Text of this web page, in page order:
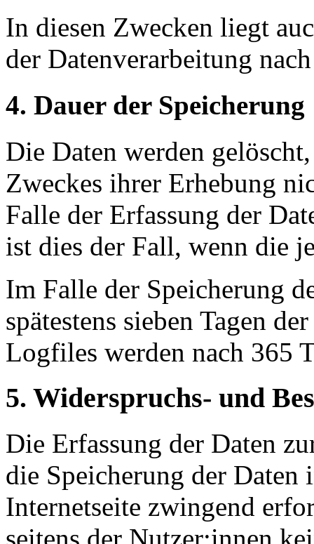
In diesen Zwecken liegt
der Datenverarbeitung
4. Dauer der Speicherung
Die Daten werden
Zweckes ihrer Erhebung
Falle der Erfassung der
ist dies der Fall, wenn die
Im Falle der Speicherung
spätestens sieben Tagen
Logfiles werden nach 365
5. Widerspruchs- und
Die Erfassung der Daten
die Speicherung der
Internetseite zwingend
seitens der Nutzer:innen